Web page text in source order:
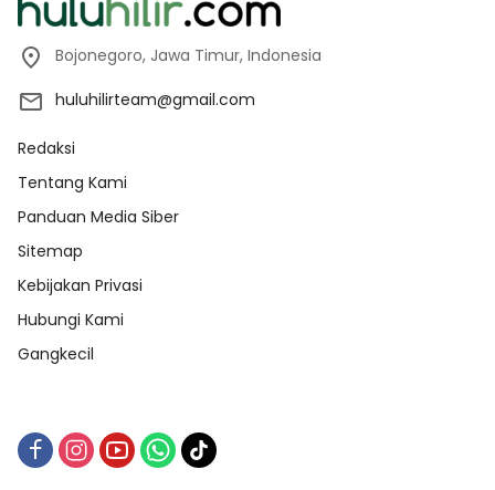
Bojonegoro, Jawa Timur, Indonesia
huluhilirteam@gmail.com
Redaksi
Tentang Kami
Panduan Media Siber
Sitemap
Kebijakan Privasi
Hubungi Kami
Gangkecil